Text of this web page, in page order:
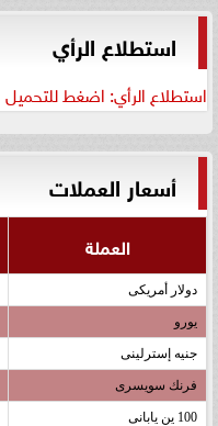
استطلاع الرأي
استطلاع الرأي: اضغط للتحميل
أسعار العملات
العملة
دولار أمريكى
يورو
جنيه إسترلينى
فرنك سويسرى
100 ين يابانى